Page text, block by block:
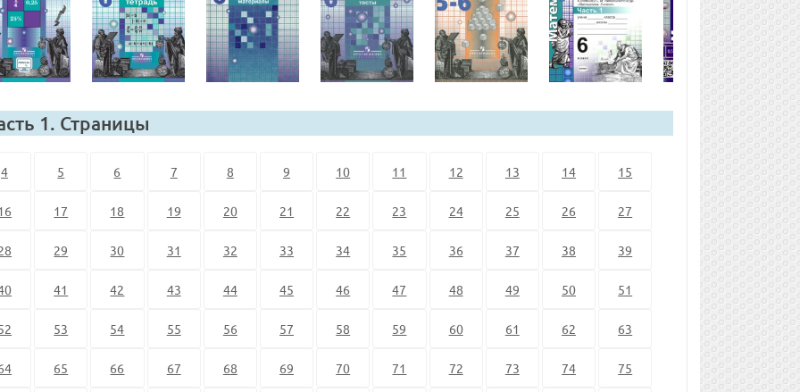
1. Страницы
4 5 6 7 8 9 10 11 12 13 14 15
17 18 19 20 21 22 23 24 25 26 27
29 30 31 32 33 34 35 36 37 38 39
41 42 43 44 45 46 47 48 49 50 51
53 54 55 56 57 58 59 60 61 62 63
65 66 67 68 69 70 71 72 73 74 75